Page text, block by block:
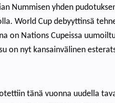
Nummisen yhden
World Cup debyyttinsä
on Nations Cupeissa
on nyt kansainvälinen
tänä vuonna uudella